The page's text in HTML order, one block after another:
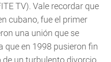
TV). Vale recordar que
cubano, fue el primer
una unión que se
que en 1998 pusieron fin
un turbulento divorcio.